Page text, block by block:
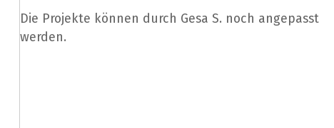
Die Projekte können durch Gesa S. noch angepasst
werden.